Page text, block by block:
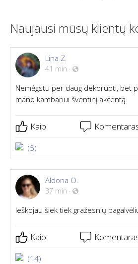
Naujausi mūsų klientų
Lina Z.
41 min ·
Nemėgstu per daug dekoruoti, bet
mano kambariui šventinį akcentą.
Kaip
(5)
Aldona O.
37 min ·
Ieškojau šiek tiek gražesnių
Kaip
(14)